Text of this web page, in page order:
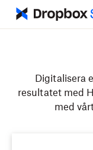
Digitalisera
resultatet med
med